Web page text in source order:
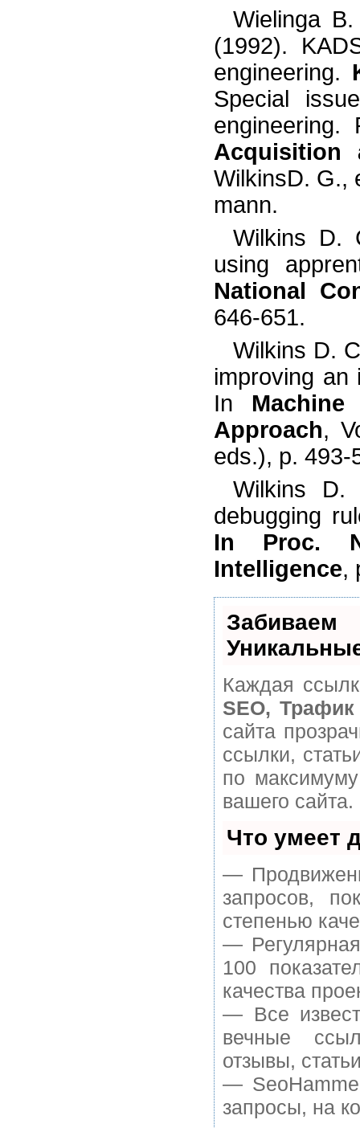
Wielinga
(1992).
engineering.
Special
Acquisition
WilkinsD. G.,
mann.
Wilkins D.
using
National
646-651.
Wilkins D.
improving an
In
Approach,
eds.), p. 493-
Wilkins
debugging
In Proc.
Intelligence,
Каждая
SEO,
сайта
ссылки,
по
вашего сайта.
Что умеет
—
запросов,
степенью
—
100
качества
— Все
вечные
отзывы,
—
запросы, на